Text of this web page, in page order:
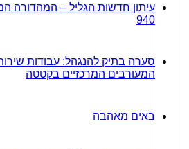
עיתון חדשות הגליל – המהדורה
940
סערה בתיק להנגהל: עבודות
המעורבים המרכזיים בקטטה
באים מאהבה